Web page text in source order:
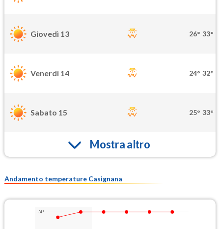
Giovedì 13 26° 33°
Venerdì 14 24° 32°
Sabato 15 25° 33°
Mostra altro
Andamento temperature Casignana
34°